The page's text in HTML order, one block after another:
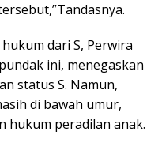
dari S, Perwira
ini, menegaskan
status S. Namun,
di bawah umur,
hukum peradilan anak.